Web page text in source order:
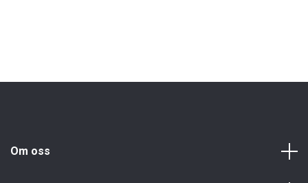
Om oss